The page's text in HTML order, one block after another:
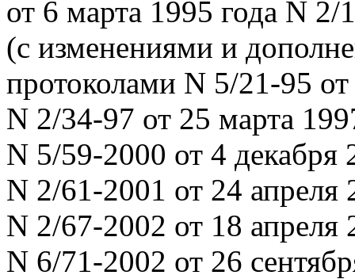
от 6 марта 1995 года N 2/
(с изменениями и
протоколами N 5/21-95
N 2/34-97 от 25 марта
N 5/59-2000 от 4 декабря
N 2/61-2001 от 24 апреля
N 2/67-2002 от 18 апреля
N 6/71-2002 от 26